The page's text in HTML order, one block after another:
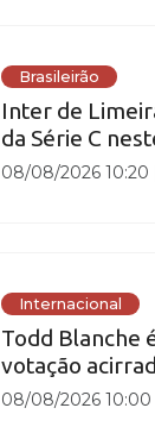
Brasileirão
Inter de
da Série C
08/08/2026 10:20
Internacional
Todd Blanche
votação
08/08/2026 10:00